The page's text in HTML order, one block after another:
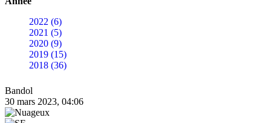
2022 (6)
2021 (5)
2020 (9)
2019 (15)
2018 (36)
Bandol
30 mars 2023, 04:06